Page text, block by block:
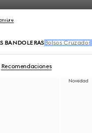
nosotros
BANDOLERAS Bolsos Cruzados
Recomendaciones
Novedad